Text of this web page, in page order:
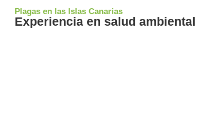
Plagas en las Islas Canarias
Experiencia en salud ambiental